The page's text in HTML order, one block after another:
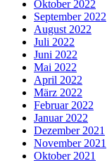
Oktober 2022
September 2022
August 2022
Juli 2022
Juni 2022
Mai 2022
April 2022
März 2022
Februar 2022
Januar 2022
Dezember 2021
November 2021
Oktober 2021